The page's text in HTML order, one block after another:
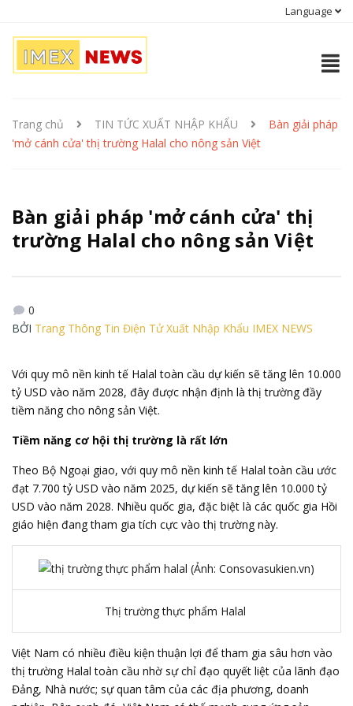
Language
Trang chủ TIN TỨC XUẤT NHẬP KHẨU
Bàn giải pháp
'mở cánh cửa' thị trường Halal cho nông sản Việt
Bàn giải pháp 'mở cánh cửa' thị
trường Halal cho nông sản Việt
0
BỞI Trang Thông Tin Điện Tử Xuất Nhập Khẩu IMEX NEWS
Với quy mô nền kinh tế Halal toàn cầu dự kiến sẽ tăng lên 10.000
tỷ USD vào năm 2028, đây được nhận định là thị trường đầy
tiềm năng cho nông sản Việt.
Tiềm năng cơ hội thị trường là rất lớn
Theo Bộ Ngoại giao, với quy mô nền kinh tế Halal toàn cầu ước
đạt 7.700 tỷ USD vào năm 2025, dự kiến sẽ tăng lên 10.000 tỷ
USD vào năm 2028. Nhiều quốc gia, đặc biệt là các quốc gia Hồi
giáo hiện đang tham gia tích cực vào thị trường này.
Thị trường thực phẩm Halal
Việt Nam có nhiều điều kiện thuận lợi để tham gia sâu hơn vào
thị trường Halal toàn cầu nhờ sự chỉ đạo quyết liệt của lãnh đạo
Đảng, Nhà nước; sự quan tâm của các địa phương, doanh